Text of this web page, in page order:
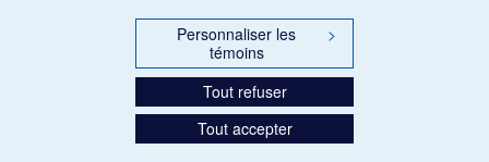
Personnaliser les
témoins
>
Tout refuser
Tout accepter